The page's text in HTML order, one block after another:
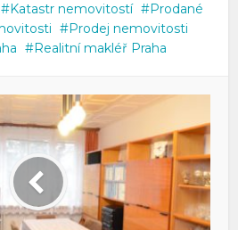
Katastr nemovitostí
Prodané
Prodej nemovitosti
Realitní makléř Praha